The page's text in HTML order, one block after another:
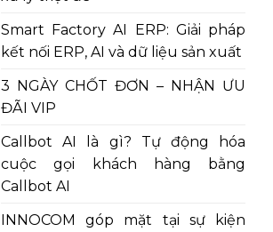
Smart Factory AI ERP: Giải pháp
kết nối ERP, AI và dữ liệu sản xuất
3 NGÀY CHỐT ĐƠN – NHẬN ƯU
ĐÃI VIP
Callbot AI là gì? Tự động hóa
cuộc gọi khách hàng bằng
Callbot AI
INNOCOM góp mặt tại sự kiện